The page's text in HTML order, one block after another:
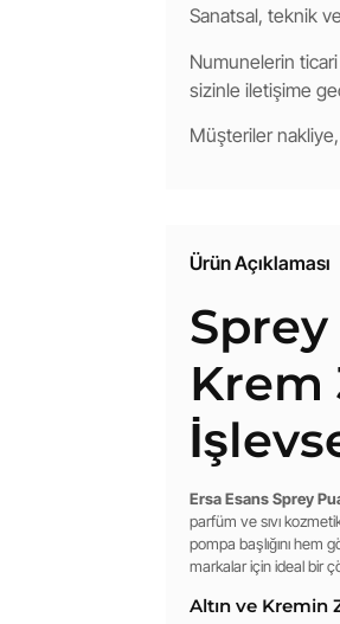
Sanatsal, teknik
Numunelerin
sizinle iletişime
Müşteriler
Ürün Açıklaması
Sprey
Krem
Ersa Esans Sprey
parfüm ve sıvı
pompa başlığını hem
markalar için ideal bir
Altın ve Kremin